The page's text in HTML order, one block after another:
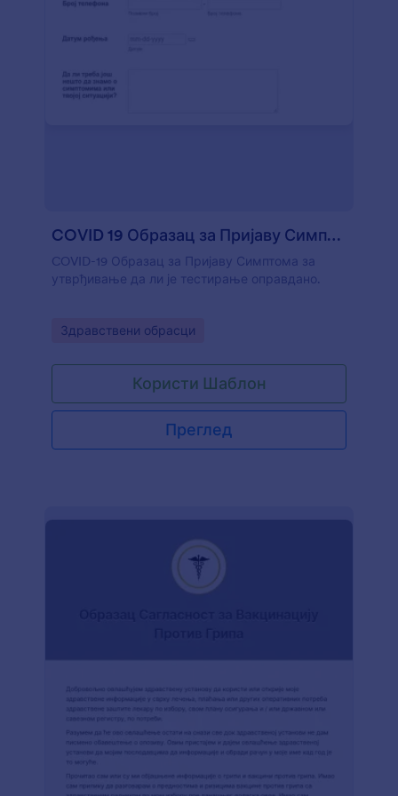
COVID 19 Образац за Пријаву Симптома
COVID-19 Образац за Пријаву Симптома за
утврђивање да ли је тестирање оправдано.
Go to Category:
Здравствени обрасци
Користи Шаблон
Преглед